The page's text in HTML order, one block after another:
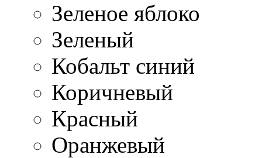
Зеленое яблоко
Зеленый
Кобальт синий
Коричневый
Красный
Оранжевый